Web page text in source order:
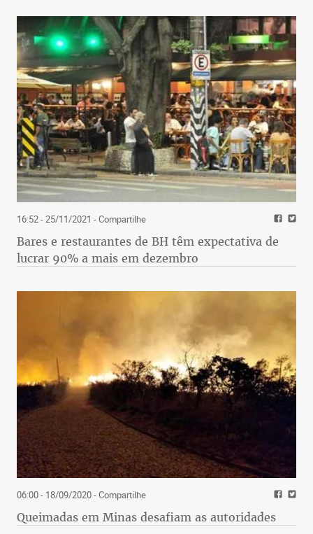
16:52 - 25/11/2021 - Compartilhe
Bares e restaurantes de BH têm expectativa de
lucrar 90% a mais em dezembro
06:00 - 18/09/2020- Compartilhe
Queimadas em Minas desafiam as autoridades